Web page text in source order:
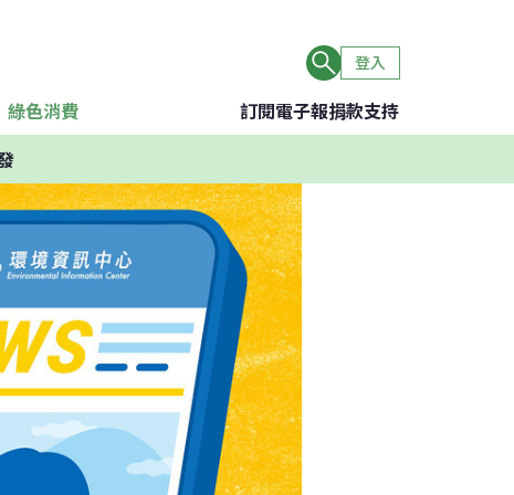
登入
綠色消費 訂閱電子報捐款支持